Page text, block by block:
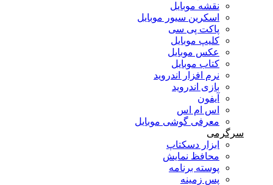
نقشه موبایل
اسکرین سیور موبایل
پاکت پی سی
کلیپ موبایل
عکس موبایل
کتاب موبایل
نرم افزار اندروید
بازی اندروید
آیفون
اس ام اس
معرفی گوشی موبایل
سرگرمی
ابزار دسکتاپ
محافظ نمایش
پوسته برنامه
پس زمینه